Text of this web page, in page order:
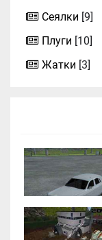
Сеялки [9]
Плуги [10]
Жатки [3]